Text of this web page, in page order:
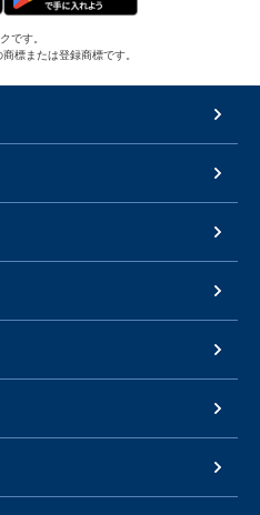
です。
標または登録商標です。